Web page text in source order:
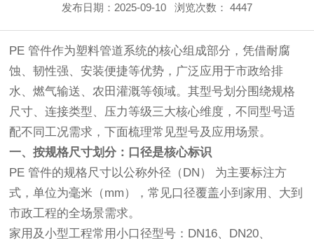
发布日期：2025-09-10 浏览次数：4447
PE 管件作为塑料管道系统的核心组成部分，凭借耐腐
蚀、韧性强、安装便捷等优势，广泛应用于市政给排
水、燃气输送、农田灌溉等领域。其型号划分围绕规格
尺寸、连接类型、压力等级三大核心维度，不同型号适
配不同工况需求，下面梳理常见型号及应用场景。
一、按规格尺寸划分：口径是核心标识
PE 管件的规格尺寸以公称外径（DN） 为主要标注方
式，单位为毫米（mm），常见口径覆盖小到家用、大到
市政工程的全场景需求。
家用及小型工程常用小口径型号：DN16、DN20、